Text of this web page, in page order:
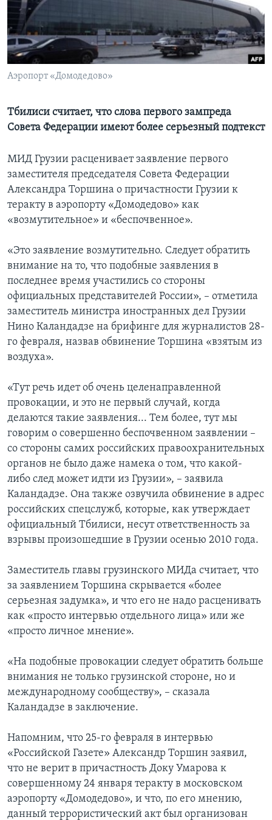
Learning English
СОЦИАЛЬНЫЕ СЕТИ
Языки
Аэропорт «Домодедово»
Тбилиси считает, что слова первого зампреда
Совета Федерации имеют более серьезный подтекст
МИД Грузии расценивает заявление первого
заместителя председателя Совета Федерации
Александра Торшина о причастности Грузии к
теракту в аэропорту «Домодедово» как
«возмутительное» и «беспочвенное».
«Это заявление возмутительно. Следует обратить
внимание на то, что подобные заявления в
последнее время участились со стороны
официальных представителей России», – отметила
заместитель министра иностранных дел Грузии
Нино Каландадзе на брифинге для журналистов 28-
го февраля, назвав обвинение Торшина «взятым из
воздуха».
«Тут речь идет об очень целенаправленной
провокации, и это не первый случай, когда
делаются такие заявления... Тем более, тут мы
говорим о совершенно беспочвенном заявлении –
со стороны самих российских правоохранительных
органов не было даже намека о том, что какой-
либо след может идти из Грузии», – заявила
Каландадзе. Она также озвучила обвинение в адрес
российских спецслужб, которые, как утверждает
официальный Тбилиси, несут ответственность за
взрывы произошедшие в Грузии осенью 2010 года.
Заместитель главы грузинского МИДа считает, что
за заявлением Торшина скрывается «более
серьезная задумка», и что его не надо расценивать
как «просто интервью отдельного лица» или же
«просто личное мнение».
«На подобные провокации следует обратить больше
внимания не только грузинской стороне, но и
международному сообществу», – сказала
Каландадзе в заключение.
Напомним, что 25-го февраля в интервью
«Российской Газете» Александр Торшин заявил,
что не верит в причастность Доку Умарова к
совершенному 24 января теракту в московском
аэропорту «Домодедово», и что, по его мнению,
данный террористический акт был организован